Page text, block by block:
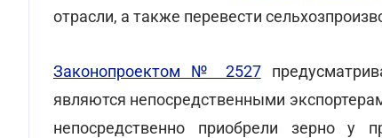
отрасли, а также перевести
Законопроектом № 2527
являются непосредственными
непосредственно приобрели зерно у